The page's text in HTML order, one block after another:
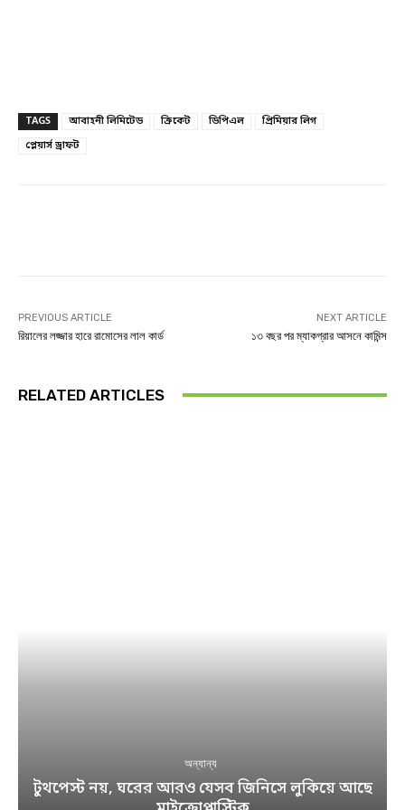
TAGS আবাহনী লিমিটেড ক্রিকেট ডিপিএল
প্রিমিয়ার লিগ
প্লেয়ার্স ড্রাফট
PREVIOUS ARTICLE
রিয়ালের লজ্জার হারে রামোসের লাল কার্ড
NEXT ARTICLE
১৩ বছর পর ম্যাকগ্রার আসনে কামিন্স
RELATED ARTICLES
অন্যান্য
টুথপেস্ট নয়, ঘরের আরও যেসব জিনিসে লুকিয়ে আছে